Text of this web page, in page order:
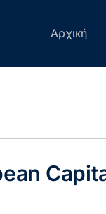
Αρχική